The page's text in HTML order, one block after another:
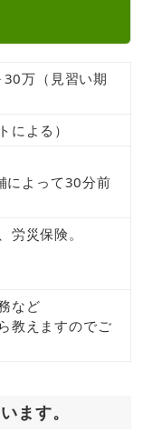
万（見習い期
による）
によって30分前
労災保険。
など
教えますのでご
ます。